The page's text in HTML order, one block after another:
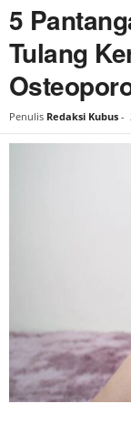
5
Tulang
Penulis Redaksi Kubus -